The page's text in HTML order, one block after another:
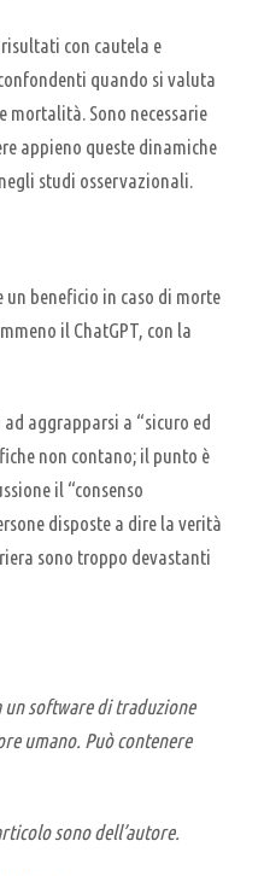
con cautela e
quando si valuta
mortalità. Sono necessarie
appieno queste dinamiche
studi osservazionali.
un beneficio in caso di morte
il ChatGPT, con la
aggrapparsi a “sicuro ed
non contano; il punto è
il “consenso
disposte a dire la verità
sono troppo devastanti
software di traduzione
umano. Può contenere
sono dell’autore.